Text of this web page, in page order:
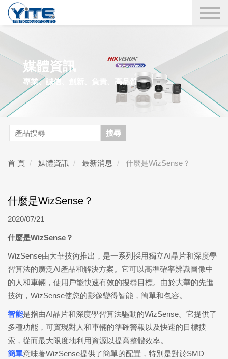
YITE Technology
媒體資訊
專業、誠信、創新、負責、高品質
搜尋
首 頁 媒體資訊 最新消息 什麼是WizSense？
什麼是WizSense？
2020/07/21
什麼是WizSense？
WizSense由大華技術推出，是一系列採用獨立AI晶片和深度學
習算法的廣泛AI產品和解決方案。它可以高準確率辨識圖像中
的人和車輛，使用戶能快速有效的搜尋目標。由於大華的先進
技術，WizSense使您的影像變得智能，簡單和包容。
智能是指由AI晶片和深度學習算法驅動的WizSense。它提供了
多種功能，可實現對人和車輛的準確警報以及快速的目標搜
索，從而最大限度地利用資源以提高整體效率。
簡單意味著WizSense提供了簡單的配置，特別是對於SMD